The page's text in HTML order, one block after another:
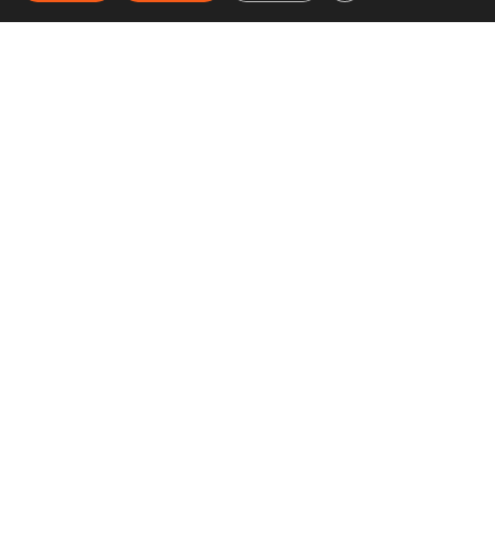
lastre durante muchos años, y ahora al igual que el